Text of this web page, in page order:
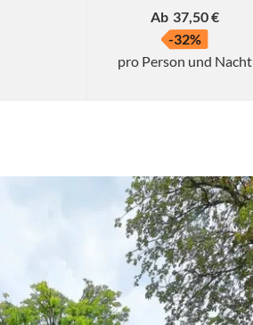
Ab 37,50 €
-32%
pro Person und Nacht